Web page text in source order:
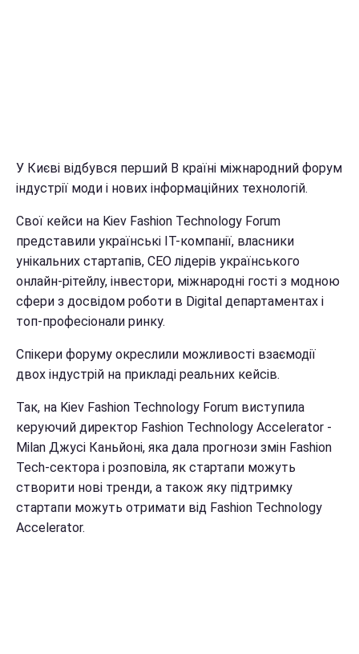
У Києві відбувся перший В країні міжнародний форум
індустрії моди і нових інформаційних технологій.
Свої кейси на Kiev Fashion Technology Forum
представили українські IT-компанії, власники
унікальних стартапів, СЕО лідерів українського
онлайн-рітейлу, інвестори, міжнародні гості з модною
сфери з досвідом роботи в Digital департаментах і
топ-професіонали ринку.
Спікери форуму окреслили можливості взаємодії
двох індустрій на прикладі реальних кейсів.
Так, на Kiev Fashion Technology Forum виступила
керуючий директор Fashion Technology Accelerator -
Milan Джусі Каньйоні, яка дала прогнози змін Fashion
Tech-сектора і розповіла, як стартапи можуть
створити нові тренди, а також яку підтримку
стартапи можуть отримати від Fashion Technology
Accelerator.